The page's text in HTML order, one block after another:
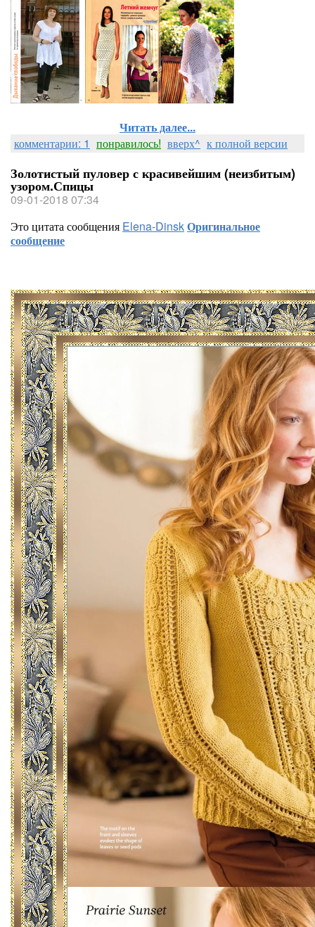
Читать далее...
комментарии: 1 понравилось! вверх^ к полной версии
Золотистый пуловер с красивейшим (неизбитым)
узором.Спицы
09-01-2018 07:34
Это цитата сообщения Elena-DinskОригинальное
сообщение